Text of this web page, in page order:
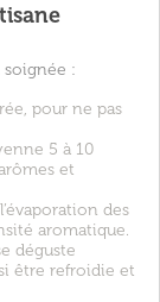
:
pour ne pas
5 à 10
et
des
aromatique.
déguste
être refroidie et